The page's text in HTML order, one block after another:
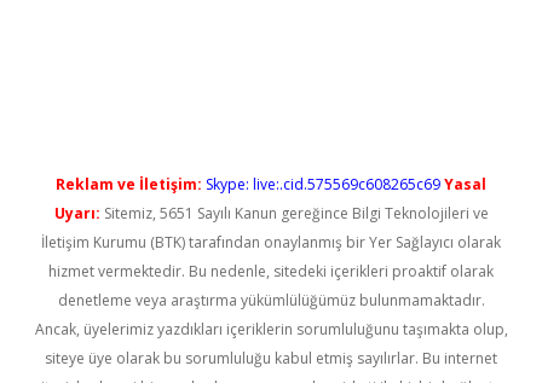
Reklam ve İletişim: Skype: live:.cid.575569c608265c69Yasal
Uyarı: Sitemiz, 5651 Sayılı Kanun gereğince Bilgi Teknolojileri ve
İletişim Kurumu (BTK) tarafından onaylanmış bir Yer Sağlayıcı olarak
hizmet vermektedir. Bu nedenle, sitedeki içerikleri proaktif olarak
denetleme veya araştırma yükümlülüğümüz bulunmamaktadır.
Ancak, üyelerimiz yazdıkları içeriklerin sorumluluğunu taşımakta olup,
siteye üye olarak bu sorumluluğu kabul etmiş sayılırlar. Bu internet